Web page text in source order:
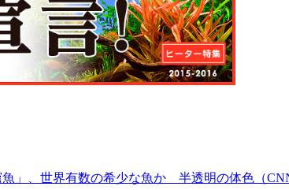
」、世界有数の希少な魚か 半透明の体色（